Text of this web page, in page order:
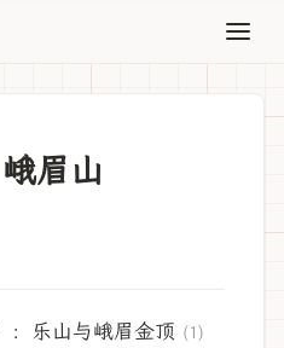
眉山
：乐山与峨眉金顶 (1)